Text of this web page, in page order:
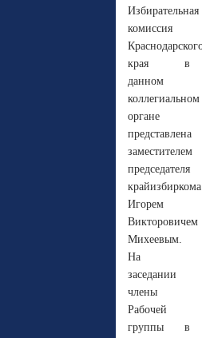
Избирательная
комиссия
края в
данном
коллегиальном
органе
представлена
заместителем
председателя
крайизбиркома
Игорем
Викторовичем
Михеевым.
На
заседании
члены
Рабочей
группы в